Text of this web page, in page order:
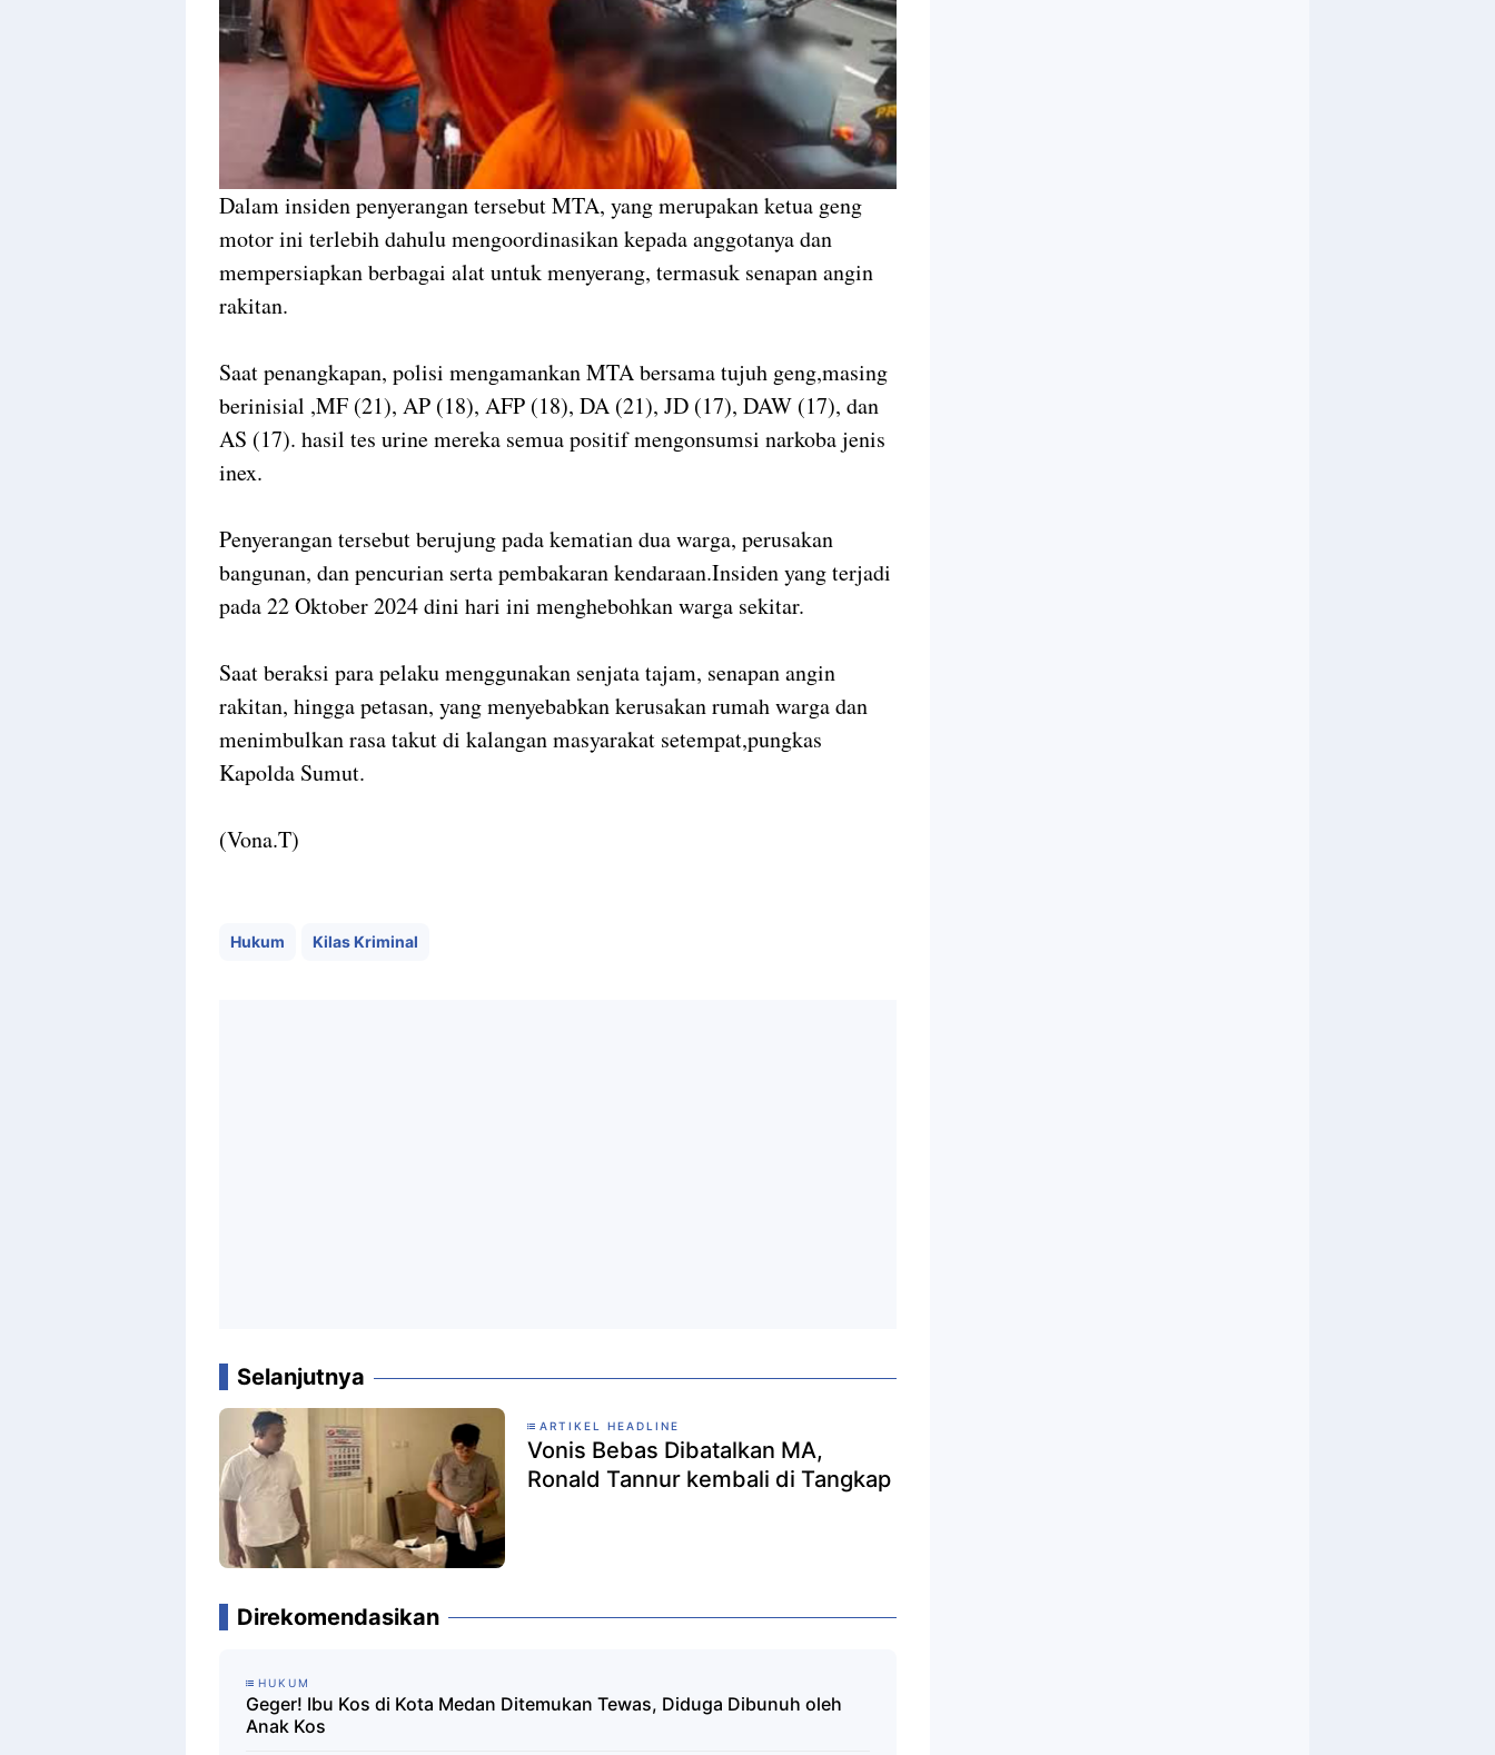
Dalam insiden penyerangan tersebut MTA, yang merupakan ketua geng
motor ini terlebih dahulu mengoordinasikan kepada anggotanya dan
mempersiapkan berbagai alat untuk menyerang, termasuk senapan angin
rakitan.
Saat penangkapan, polisi mengamankan MTA bersama tujuh geng,masing
berinisial ,MF (21), AP (18), AFP (18), DA (21), JD (17), DAW (17), dan
AS (17). hasil tes urine mereka semua positif mengonsumsi narkoba jenis
inex.
Penyerangan tersebut berujung pada kematian dua warga, perusakan
bangunan, dan pencurian serta pembakaran kendaraan.Insiden yang terjadi
pada 22 Oktober 2024 dini hari ini menghebohkan warga sekitar.
Saat beraksi para pelaku menggunakan senjata tajam, senapan angin
rakitan, hingga petasan, yang menyebabkan kerusakan rumah warga dan
menimbulkan rasa takut di kalangan masyarakat setempat,pungkas
Kapolda Sumut.
(Vona.T)
Hukum Kilas Kriminal
Selanjutnya
ARTIKEL HEADLINE
Vonis Bebas Dibatalkan MA,
Ronald Tannur kembali di Tangkap
Direkomendasikan
HUKUM
Geger! Ibu Kos di Kota Medan Ditemukan Tewas, Diduga Dibunuh oleh
Anak Kos